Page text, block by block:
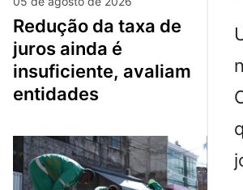
redução da taxa de
juros ainda é
insuficiente, avaliam
entidades